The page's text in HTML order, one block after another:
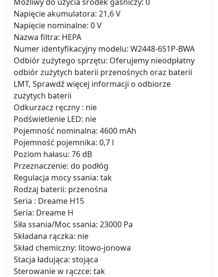
Napięcie akumulatora: 21,6 V
Napięcie nominalne: 0 V
Nazwa filtra: HEPA
Numer identyfikacyjny modelu: W2448-6S1P-BWA
Odbiór zużytego sprzętu: Oferujemy nieodpłatny
odbiór zużytych baterii przenośnych oraz baterii
LMT, Sprawdź więcej informacji o odbiorze
zużytych baterii
Odkurzacz ręczny : nie
Podświetlenie LED: nie
Pojemność nominalna: 4600 mAh
Pojemność pojemnika: 0,7 l
Poziom hałasu: 76 dB
Przeznaczenie: do podłóg
Regulacja mocy ssania: tak
Rodzaj baterii: przenośna
Seria : Dreame H15
Seria: Dreame H
Siła ssania/Moc ssania: 23000 Pa
Składana rączka: nie
Skład chemiczny: litowo-jonowa
Stacja ładująca: stojąca
Sterowanie w rączce: tak